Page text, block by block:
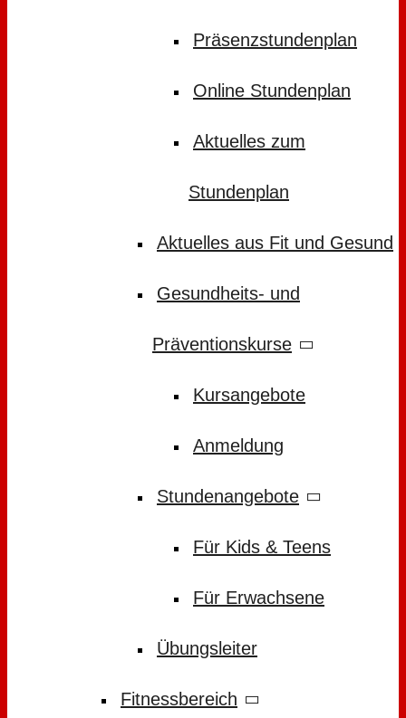
Präsenzstundenplan
Online Stundenplan
Aktuelles zum
Stundenplan
Aktuelles aus Fit und Gesund
Gesundheits- und
Präventionskurse
Kursangebote
Anmeldung
Stundenangebote
Für Kids & Teens
Für Erwachsene
Übungsleiter
Fitnessbereich